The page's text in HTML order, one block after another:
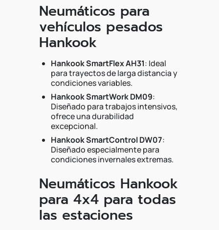
Neumáticos para
vehículos pesados
Hankook
Hankook SmartFlex AH31: Ideal
para trayectos de larga distancia y
condiciones variables.
Hankook SmartWork DM09:
Diseñado para trabajos intensivos,
ofrece una durabilidad
excepcional.
Hankook SmartControl DW07:
Diseñado especialmente para
condiciones invernales extremas.
Neumáticos Hankook
para 4x4 para todas
las estaciones